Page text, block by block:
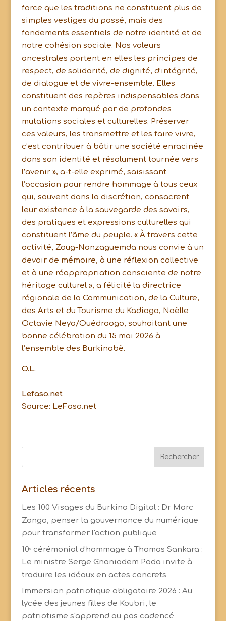
force que les traditions ne constituent plus de
simples vestiges du passé, mais des
fondements essentiels de notre identité et de
notre cohésion sociale. Nos valeurs
ancestrales portent en elles les principes de
respect, de solidarité, de dignité, d’intégrité,
de dialogue et de vivre-ensemble. Elles
constituent des repères indispensables dans
un contexte marqué par de profondes
mutations sociales et culturelles. Préserver
ces valeurs, les transmettre et les faire vivre,
c’est contribuer à bâtir une société enracinée
dans son identité et résolument tournée vers
l’avenir », a-t-elle exprimé, saisissant
l’occasion pour rendre hommage à tous ceux
qui, souvent dans la discrétion, consacrent
leur existence à la sauvegarde des savoirs,
des pratiques et expressions culturelles qui
constituent l’âme du peuple. « À travers cette
activité, Zoug-Nanzaguemda nous convie à un
devoir de mémoire, à une réflexion collective
et à une réappropriation consciente de notre
héritage culturel », a félicité la directrice
régionale de la Communication, de la Culture,
des Arts et du Tourisme du Kadiogo, Noëlle
Octavie Neya/Ouédraogo, souhaitant une
bonne célébration du 15 mai 2026 à
l’ensemble des Burkinabè.
O.L.
Lefaso.net
Source: LeFaso.net
Articles récents
Les 100 Visages du Burkina Digital : Dr Marc
Zongo, penser la gouvernance du numérique
pour transformer l'action publique
10ᵉ cérémonial d'hommage à Thomas Sankara :
Le ministre Serge Gnaniodem Poda invite à
traduire les idéaux en actes concrets
Immersion patriotique obligatoire 2026 : Au
lycée des jeunes filles de Koubri, le
patriotisme s'apprend au pas cadencé